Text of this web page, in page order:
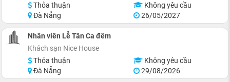
Thỏa thuận
Không yêu cầu
Đà Nẵng
26/05/2027
Nhân viên Lễ Tân Ca đêm
Khách sạn Nice House
Thỏa thuận
Không yêu cầu
Đà Nẵng
29/08/2026